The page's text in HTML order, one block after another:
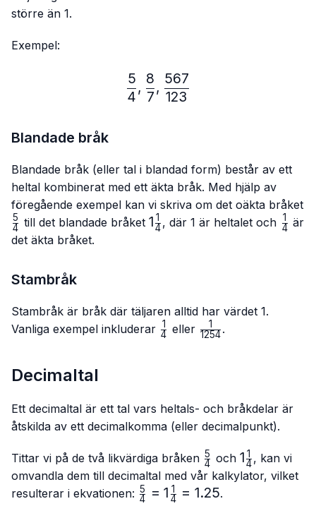
större än 1.
Exempel:
4
5
,
7
8
,
123
567
Blandade bråk
Blandade bråk (eller tal i blandad form) består av ett
heltal kombinerat med ett äkta bråk. Med hjälp av
föregående exempel kan vi skriva om det oäkta bråket
\frac{5}
{4}
4
5 till det blandade bråket 1\frac{1}
14
1 , där 1 är heltalet och 4
1
är
det äkta bråket.
Stambråk
Stambråk är bråk där täljaren alltid har värdet 1.
Vanliga exempel inkluderar \frac{1}
4
1 eller \frac{1}
1254
1 .
Decimaltal
Ett decimaltal är ett tal vars heltals- och bråkdelar är
åtskilda av ett decimalkomma (eller decimalpunkt).
Tittar vi på de två likvärdiga bråken \frac{5}
{4}
4
5 och 1\frac{1}
{4}
14
1 , kan vi
omvandla dem till decimaltal med vår kalkylator, vilket
resulterar i ekvationen: \frac{5}
4
5 = 1 4
1 = 1.25.